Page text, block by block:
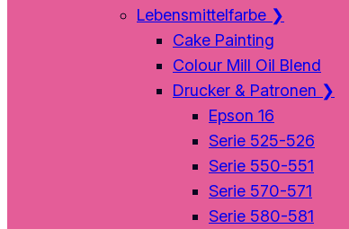
Lebensmittelfarbe ❯
Cake Painting
Colour Mill Oil Blend
Drucker & Patronen ❯
Epson 16
Serie 525-526
Serie 550-551
Serie 570-571
Serie 580-581